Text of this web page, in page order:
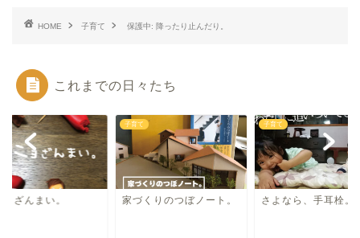
HOME 子育て 保護中: 降ったり止んだり。
これまでの日々たち
ョざんまい。
子育て
家づくりのつぼノート。
子育て
さよなら、手耳栓。